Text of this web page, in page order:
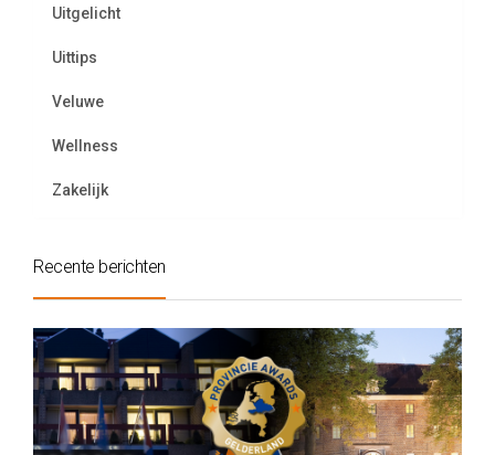
Uitgelicht
Uittips
Veluwe
Wellness
Zakelijk
Recente berichten